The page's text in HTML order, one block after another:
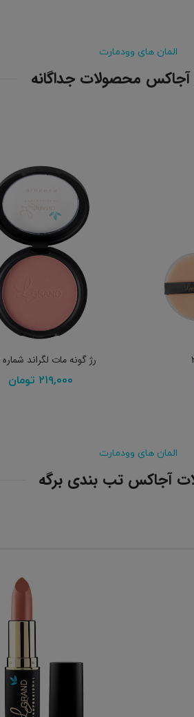
المان های وودمارت
محصولات جداگانه
افزودن به سبد خرید
رژ گونه مات لگراند شماره 305
۲۱۹,۰۰۰ تومان
المان های وودمارت
آجاکس تب بندی برگه